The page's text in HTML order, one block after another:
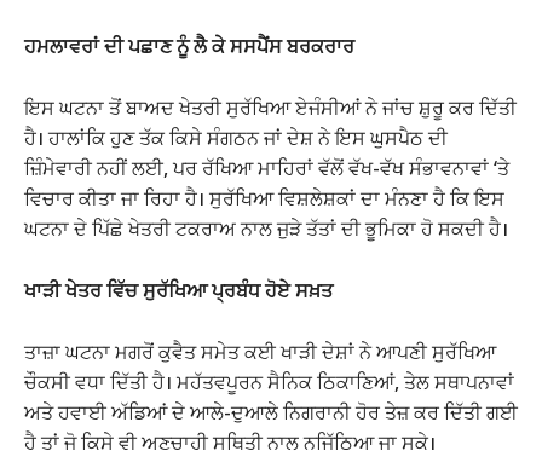
ਹਮਲਾਵਰਾਂ ਦੀ ਪਛਾਣ ਨੂੰ ਲੈ ਕੇ ਸਸਪੈਂਸ ਬਰਕਰਾਰ
ਇਸ ਘਟਨਾ ਤੋਂ ਬਾਅਦ ਖੇਤਰੀ ਸੁਰੱਖਿਆ ਏਜੰਸੀਆਂ ਨੇ ਜਾਂਚ ਸ਼ੁਰੂ ਕਰ ਦਿੱਤੀ
ਹੈ। ਹਾਲਾਂਕਿ ਹੁਣ ਤੱਕ ਕਿਸੇ ਸੰਗਠਨ ਜਾਂ ਦੇਸ਼ ਨੇ ਇਸ ਘੁਸਪੈਠ ਦੀ
ਜ਼ਿੰਮੇਵਾਰੀ ਨਹੀਂ ਲਈ, ਪਰ ਰੱਖਿਆ ਮਾਹਿਰਾਂ ਵੱਲੋਂ ਵੱਖ-ਵੱਖ ਸੰਭਾਵਨਾਵਾਂ ‘ਤੇ
ਵਿਚਾਰ ਕੀਤਾ ਜਾ ਰਿਹਾ ਹੈ। ਸੁਰੱਖਿਆ ਵਿਸ਼ਲੇਸ਼ਕਾਂ ਦਾ ਮੰਨਣਾ ਹੈ ਕਿ ਇਸ
ਘਟਨਾ ਦੇ ਪਿੱਛੇ ਖੇਤਰੀ ਟਕਰਾਅ ਨਾਲ ਜੁੜੇ ਤੱਤਾਂ ਦੀ ਭੂਮਿਕਾ ਹੋ ਸਕਦੀ ਹੈ।
ਖਾੜੀ ਖੇਤਰ ਵਿੱਚ ਸੁਰੱਖਿਆ ਪ੍ਰਬੰਧ ਹੋਏ ਸਖ਼ਤ
ਤਾਜ਼ਾ ਘਟਨਾ ਮਗਰੋਂ ਕੁਵੈਤ ਸਮੇਤ ਕਈ ਖਾੜੀ ਦੇਸ਼ਾਂ ਨੇ ਆਪਣੀ ਸੁਰੱਖਿਆ
ਚੌਕਸੀ ਵਧਾ ਦਿੱਤੀ ਹੈ। ਮਹੱਤਵਪੂਰਨ ਸੈਨਿਕ ਠਿਕਾਣਿਆਂ, ਤੇਲ ਸਥਾਪਨਾਵਾਂ
ਅਤੇ ਹਵਾਈ ਅੱਡਿਆਂ ਦੇ ਆਲੇ-ਦੁਆਲੇ ਨਿਗਰਾਨੀ ਹੋਰ ਤੇਜ਼ ਕਰ ਦਿੱਤੀ ਗਈ
ਹੈ ਤਾਂ ਜੋ ਕਿਸੇ ਵੀ ਅਣਚਾਹੀ ਸਥਿਤੀ ਨਾਲ ਨਜਿੱਠਿਆ ਜਾ ਸਕੇ।